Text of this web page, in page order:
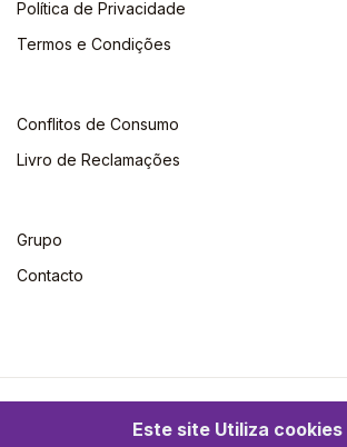
Este site Utiliza cookies
Política de Privacidade
Termos e Condições
Conflitos de Consumo
Livro de Reclamações
Grupo
Contacto
©2026 Escolar. Todos os direitos